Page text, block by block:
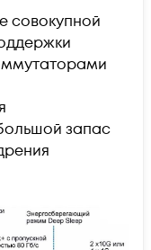
совокупной
запас